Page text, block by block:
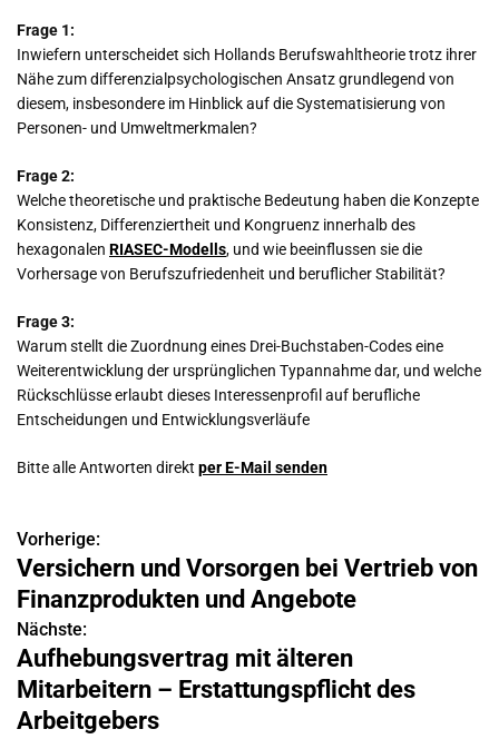
Frage 1:
Inwiefern unterscheidet sich Hollands Berufswahltheorie trotz ihrer
Nähe zum differenzialpsychologischen Ansatz grundlegend von
diesem, insbesondere im Hinblick auf die Systematisierung von
Personen- und Umweltmerkmalen?
Frage 2:
Welche theoretische und praktische Bedeutung haben die Konzepte
Konsistenz, Differenziertheit und Kongruenz innerhalb des
hexagonalen RIASEC-Modells, und wie beeinflussen sie die
Vorhersage von Berufszufriedenheit und beruflicher Stabilität?
Frage 3:
Warum stellt die Zuordnung eines Drei-Buchstaben-Codes eine
Weiterentwicklung der ursprünglichen Typannahme dar, und welche
Rückschlüsse erlaubt dieses Interessenprofil auf berufliche
Entscheidungen und Entwicklungsverläufe
Bitte alle Antworten direkt per E-Mail senden
B
e
i
t
r
Vorherige:
Versichern und Vorsorgen bei Vertrieb von
Finanzprodukten und Angebote
Nächste:
Aufhebungsvertrag mit älteren
Mitarbeitern – Erstattungspflicht des
Arbeitgebers